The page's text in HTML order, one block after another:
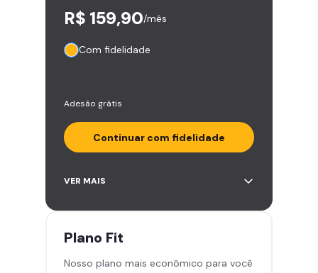
R$ 159,90/mês
Com fidelidade
Adesão grátis
Continuar com fidelidade
Acesso ilimitado a +2.000
Leve 5 amigos por mês para
Cadeira de massagem
Skeelo App (Audiobook)*
VER MAIS
Plano Fit
Nosso plano mais econômico para você